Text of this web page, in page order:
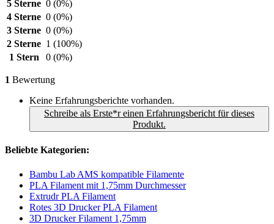
5 Sterne 0 (0%)
4 Sterne 0 (0%)
3 Sterne 0 (0%)
2 Sterne 1 (100%)
1 Stern
0 (0%)
1 Bewertung
Keine Erfahrungsberichte vorhanden.
Schreibe als Erste*r einen Erfahrungsbericht für dieses
Produkt.
Beliebte Kategorien:
Bambu Lab AMS kompatible Filamente
PLA Filament mit 1,75mm Durchmesser
Extrudr PLA Filament
Rotes 3D Drucker PLA Filament
3D Drucker Filament 1,75mm